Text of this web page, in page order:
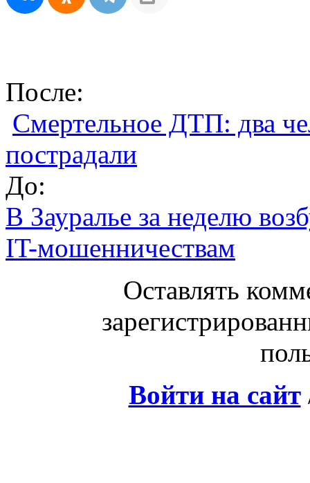
После:
Смертельное ДТП: два
пострадали
До:
В Зауралье за неделю
IT-мошенничествам
Оставлять
Войти на сайт